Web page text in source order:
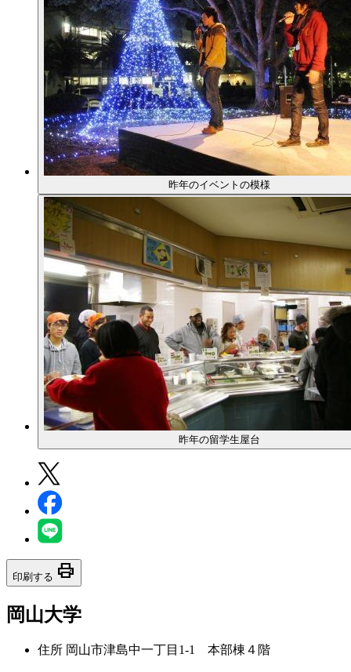
昨年のイベントの模様
昨年の留学生屋台
印刷する print
岡山大学
住所 岡山市津島中一丁目1-1 本部棟４階